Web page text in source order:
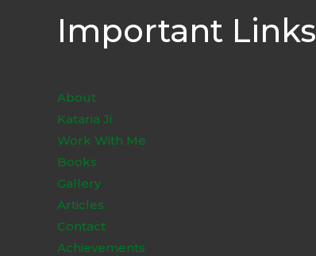
Important Links
About
Kataria Ji
Work With Me
Books
Gallery
Articles
Contact
Achievements